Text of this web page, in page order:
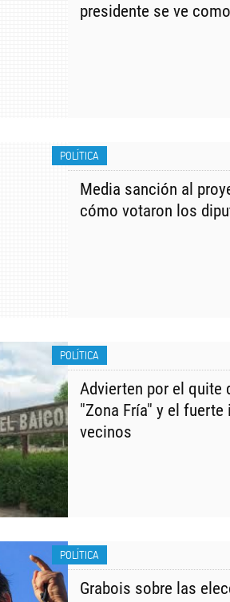
presidente se ve
POLÍTICA
Media sanción al
cómo votaron los
POLÍTICA
Advierten por el quite
"Zona Fría" y el
vecinos
POLÍTICA
Grabois sobre las